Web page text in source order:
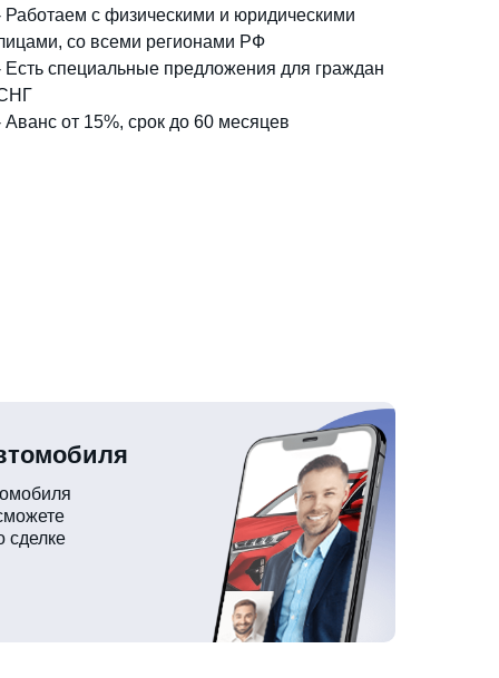
Работаем с физическими и юридическими
со всеми регионами РФ
Есть специальные предложения для граждан
Аванс от 15%, срок до 60 месяцев
сделке